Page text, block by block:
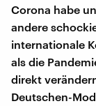
Corona habe
andere
internationale
als die
direkt
Deutschen-